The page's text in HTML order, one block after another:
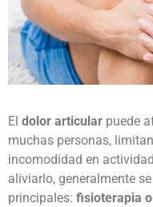
El dolor articular puede
muchas personas,
incomodidad en
aliviarlo, generalmente
principales: fisioterapia